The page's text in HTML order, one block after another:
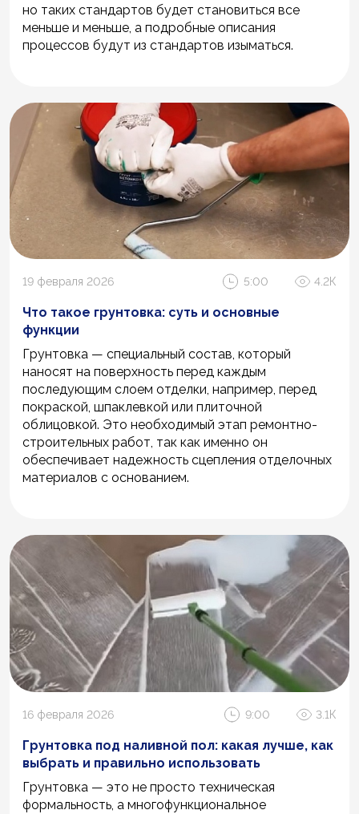
но таких стандартов будет становиться все
меньше и меньше, а подробные описания
процессов будут из стандартов изыматься.
19 февраля 2026 5:00 4.2К
Что такое грунтовка: суть и основные
функции
Грунтовка — специальный состав, который
наносят на поверхность перед каждым
последующим слоем отделки, например, перед
покраской, шпаклевкой или плиточной
облицовкой. Это необходимый этап ремонтно-
строительных работ, так как именно он
обеспечивает надежность сцепления отделочных
материалов с основанием.
16 февраля 2026 9:00 3.1К
Грунтовка под наливной пол: какая лучше, как
выбрать и правильно использовать
Грунтовка — это не просто техническая
формальность, а многофункциональное